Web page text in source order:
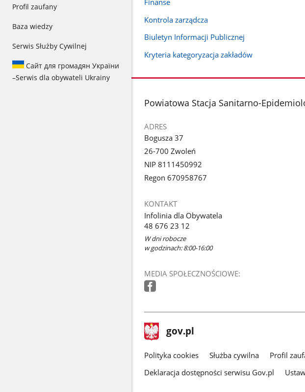
Profil zaufany
Baza wiedzy
Serwis Służby Cywilnej
Сайт для громадян України
–Serwis dla obywateli Ukrainy
Finanse
Kontrola zarządcza
Biuletyn Informacji Publicznej
Kryteria kategoryzacja zakładów
stopka
Powiatowa Stacja Sanitarno-
ADRES
Bogusza 37
26-700 Zwoleń
NIP 8111450992
Regon 670958767
KONTAKT
Infolinia dla Obywatela
48 676 23 12
W dni robocze
w godzinach: 8:00-16:00
MEDIA SPOŁECZNOŚCIOWE:
stopka
gov.pl Strona
gov.pl
gov.pl
Polityka cookies Służba cywilna Profil
Deklaracja dostępności serwisu Gov.pl